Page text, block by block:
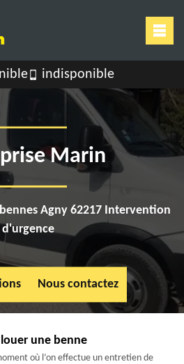
indisponible
Marin
Agny 62217 Intervention
d'urgence
Nous contactez
une benne
où l’on effectue un entretien de